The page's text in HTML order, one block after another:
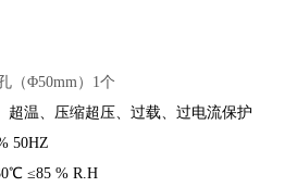
（Φ50mm）1个
超温、压缩超压、过载、过电流保护
50HZ
≤85 % R.H